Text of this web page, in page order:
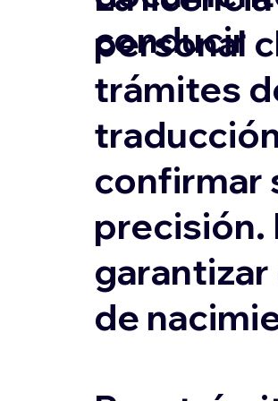
conducir
personal
trámites
confirmar
precisión.
de